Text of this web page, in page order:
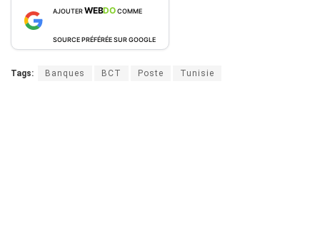
AJOUTERWEBDOCOMME
SOURCE PRÉFÉRÉE SUR GOOGLE
Tags: Banques BCT Poste Tunisie